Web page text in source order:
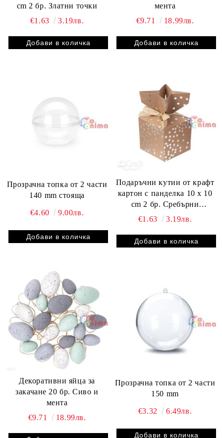
cm 2 бр. Златни точки
€1.63
3.19лв.
мента
€9.71
18.99лв.
Прозрачна топка от 2 части
140 mm стояща
€4.60 9.00лв.
Подаръчни кутии от крафт
картон с панделка 10 x 10
cm 2 бр. Сребърни
звездички
€1.63 3.19лв.
Декоративни яйца за
закачане 20 бр. Сиво и
мента
€9.71
18.99лв.
Прозрачна топка от 2 части
150 mm
€3.32 6.49лв.